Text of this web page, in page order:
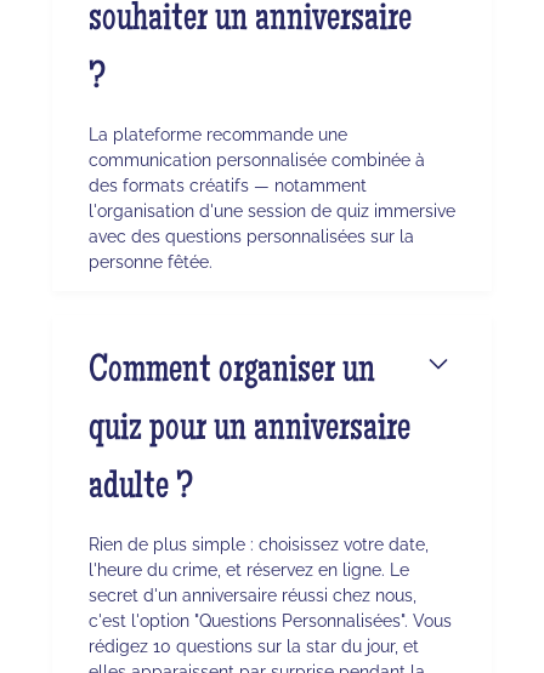
souhaiter un anniversaire
?
La plateforme recommande une
communication personnalisée combinée à
des formats créatifs — notamment
l'organisation d'une session de quiz immersive
avec des questions personnalisées sur la
personne fêtée.
Comment organiser un
quiz pour un anniversaire
adulte ?
Rien de plus simple : choisissez votre date,
l'heure du crime, et réservez en ligne. Le
secret d'un anniversaire réussi chez nous,
c'est l'option "Questions Personnalisées". Vous
rédigez 10 questions sur la star du jour, et